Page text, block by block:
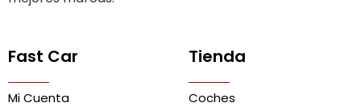
Fast Car
Mi Cuenta
Tienda
Coches